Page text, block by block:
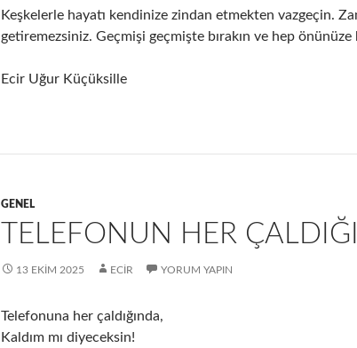
Keşkelerle hayatı kendinize zindan etmekten vazgeçin.
getiremezsiniz. Geçmişi geçmişte bırakın ve hep önünüze
Ecir Uğur Küçüksille
GENEL
TELEFONUN HER
13 EKIM 2025 ECIR YORUM YAPIN
Telefonuna her çaldığında,
Kaldım mı diyeceksin!